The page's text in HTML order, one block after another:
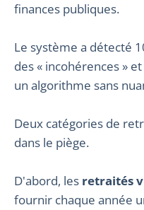
finances publiques.
Le système a détecté
des « incohérences »
un algorithme sans
Deux catégories de
dans le piège.
D'abord, les retraités
fournir chaque année